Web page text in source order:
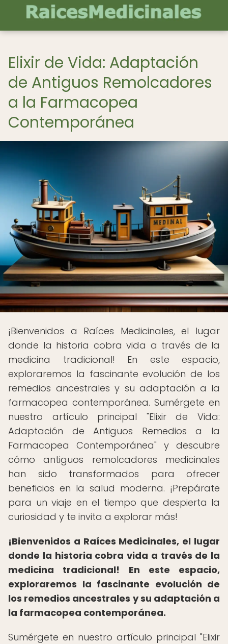
Elixir de Vida: Adaptación
de Antiguos Remolcadores
a la Farmacopea
Contemporánea
¡Bienvenidos a Raíces Medicinales, el lugar
donde la historia cobra vida a través de la
medicina tradicional! En este espacio,
exploraremos la fascinante evolución de los
remedios ancestrales y su adaptación a la
farmacopea contemporánea. Sumérgete en
nuestro artículo principal "Elixir de Vida:
Adaptación de Antiguos Remedios a la
Farmacopea Contemporánea" y descubre
cómo antiguos remolcadores medicinales
han sido transformados para ofrecer
beneficios en la salud moderna. ¡Prepárate
para un viaje en el tiempo que despierta la
curiosidad y te invita a explorar más!
¡Bienvenidos a Raíces Medicinales, el lugar
donde la historia cobra vida a través de la
medicina tradicional!
En este espacio,
exploraremos la fascinante evolución de
los remedios ancestrales y su adaptación a
la farmacopea contemporánea.
Sumérgete en nuestro artículo principal "Elixir